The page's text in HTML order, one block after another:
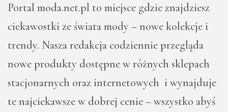
Portal moda.net.pl to miejsce gdzie znajdziesz
ciekawostki ze świata mody – nowe kolekcje i
trendy. Nasza redakcja codziennie przegląda
nowe produkty dostępne w różnych sklepach
stacjonarnych oraz internetowych i wynajduje
te najciekawsze w dobrej cenie – wszystko abyś